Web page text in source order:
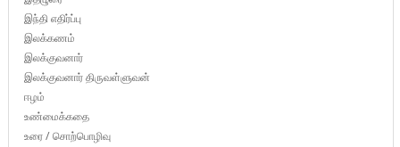
இந்தி எதிர்ப்பு
இலக்கணம்
இலக்குவனார்
இலக்குவனார் திருவள்ளுவன்
ஈழம்
உண்மைக்கதை
உரை / சொற்பொழிவு